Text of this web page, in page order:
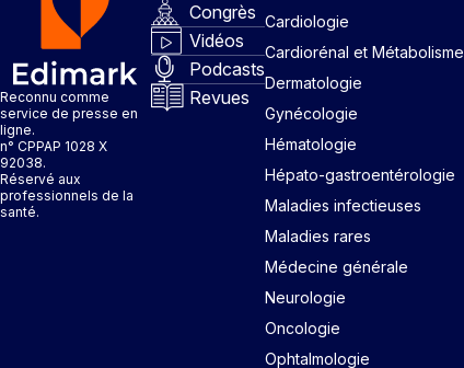
Reconnu comme
service de presse en
ligne.
n° CPPAP 1028 X
92038.
Réservé aux
professionnels de la
santé.
Congrès
Vidéos
Podcasts
Revues
Cardiologie
Cardiorénal et Métabolisme
Dermatologie
Gynécologie
Hématologie
Hépato-gastroentérologie
Maladies infectieuses
Maladies rares
Médecine générale
Neurologie
Oncologie
Ophtalmologie